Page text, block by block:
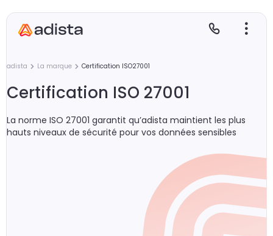
adista La marque Certification ISO27001
Certification ISO 27001
La norme ISO 27001 garantit qu’adista maintient les plus
hauts niveaux de sécurité pour vos données sensibles